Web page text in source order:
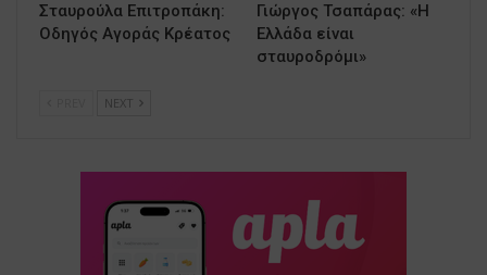
Σταυρούλα Επιτροπάκη:
Οδηγός Αγοράς Κρέατος
Γιώργος Τσαπάρας: «Η
Ελλάδα είναι
σταυροδρόμι»
NEXT